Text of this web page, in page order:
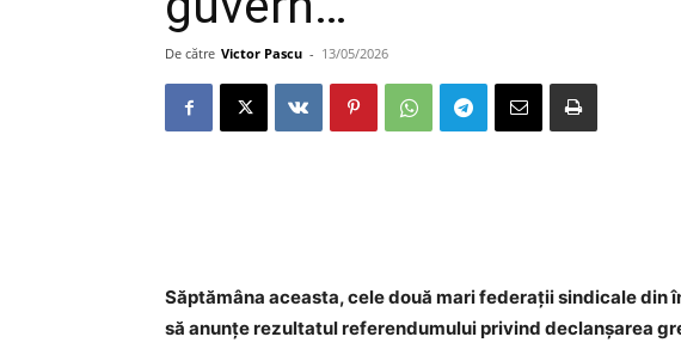
De către Victor Pascu - 13/05/2026
Săptămâna aceasta, cele două mari federații sindicale din
să anunțe rezultatul referendumului privind declanșarea